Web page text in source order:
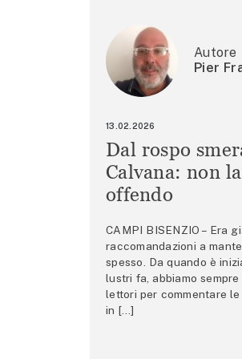
Autore
Pier
13.02.2026
Dal rospo
Calvana: non
offendo
CAMPI BISENZIO – Era
raccomandazioni a
spesso. Da quando è
lustri fa, abbiamo
lettori per commentare
in […]